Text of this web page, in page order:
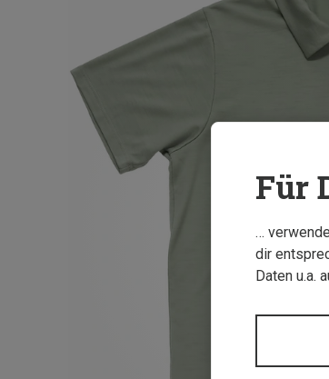
Für
…
dir
Daten u.a.